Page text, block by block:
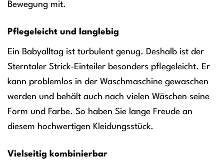
Bewegung mit.
Pflegeleicht und langlebig
Ein Babyalltag ist turbulent genug. Deshalb ist der
Sterntaler Strick-Einteiler besonders pflegeleicht. Er
kann problemlos in der Waschmaschine gewaschen
werden und behält auch nach vielen Wäschen seine
Form und Farbe. So haben Sie lange Freude an
diesem hochwertigen Kleidungsstück.
Vielseitig kombinierbar